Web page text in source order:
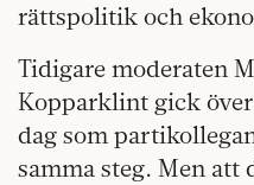
rättspolitik och
Tidigare moderaten
Kopparklint gick
dag som
samma steg. Men att